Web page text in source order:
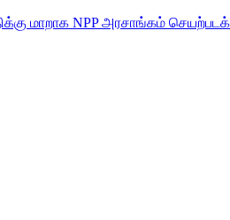
மாறாக NPP அரசாங்கம் செயற்படக்